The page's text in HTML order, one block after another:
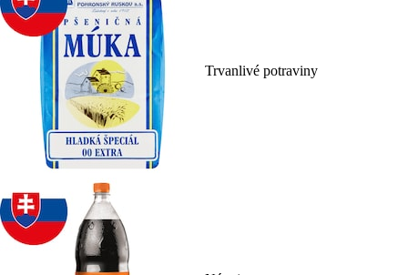
Trvanlivé potraviny